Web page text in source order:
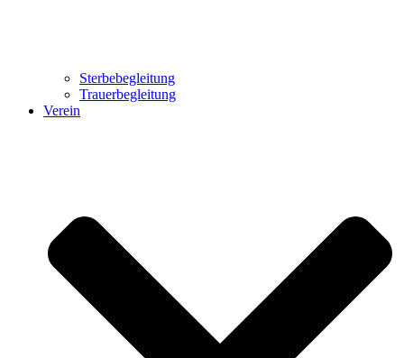
Sterbebegleitung
Trauerbegleitung
Verein